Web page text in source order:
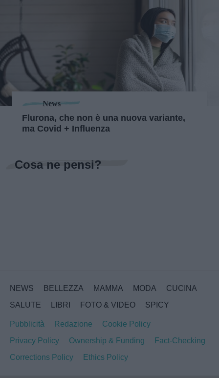
News
Flurona, che non è una nuova variante,
ma Covid + Influenza
Cosa ne pensi?
NEWS BELLEZZA MAMMA MODA
CUCINA
SALUTE
LIBRI FOTO & VIDEO SPICY
Pubblicità Redazione
Cookie Policy
Privacy Policy
Ownership & Funding
Fact-Checking
Corrections Policy
Ethics Policy